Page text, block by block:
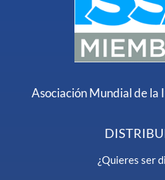
Asociación Mundial de la
¿Quieres ser